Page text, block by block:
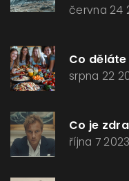
června 24
Co
srpna 22
Co je
října 7 2023